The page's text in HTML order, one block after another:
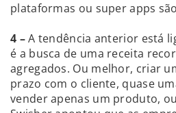
plataformas ou super apps
4 –A tendência anterior está
é a busca de uma receita
agregados. Ou melhor, criar
prazo com o cliente, quase
vender apenas um produto,